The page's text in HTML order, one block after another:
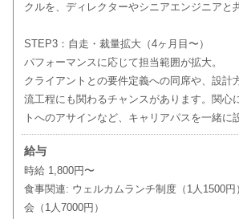
クルを、ディレクターやシニアエンジニアと
STEP3：自走・裁量拡大（4ヶ月目〜）
パフォーマンスに応じて担当範囲が拡大。
クライアントとの要件定義への同席や、設計
流工程にも関わるチャンスがあります。関心
トへのアサインなど、キャリアパスを一緒に
給与
時給 1,800円〜
食事関連: ウェルカムランチ制度（1人1500
会（1人7000円）